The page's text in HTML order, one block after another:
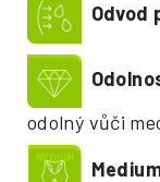
Odvod
odolný vůči